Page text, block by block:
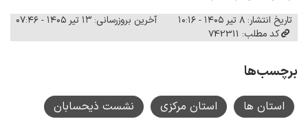
تاریخ انتشار: ۸ تیر ۱۴۰۵ - ۱۰:۱۶
آخرین بروزرسانی: ۱۳ تیر ۱۴۰۵ - ۰۷:۴۶
کد مطلب: 742311
برچسب‌ها
استان ها استان مرکزی نشست ذیحسابان